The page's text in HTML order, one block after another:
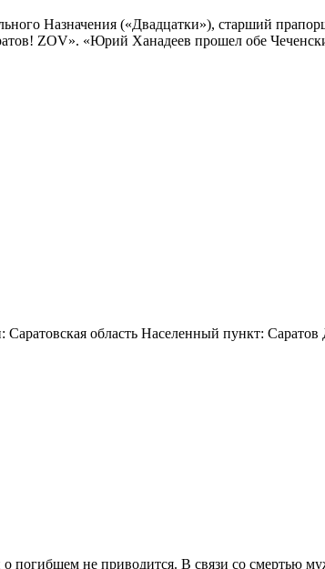
Назначения («Двадцатки»), старший
ZOV». «Юрий Ханадеев прошел обе
область Населенный пункт:
не приводится. В связи со смертью